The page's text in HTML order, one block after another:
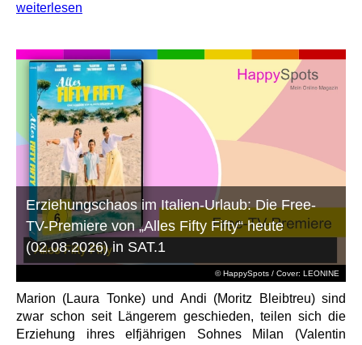
weiterlesen
© HappySpots / Cover: LEONINE
Erziehungschaos im Italien-Urlaub: Die Free-
TV-Premiere von „Alles Fifty Fifty“ heute
(02.08.2026) in SAT.1
Marion (Laura Tonke) und Andi (Moritz Bleibtreu) sind
zwar schon seit Längerem geschieden, teilen sich die
Erziehung ihres elfjährigen Sohnes Milan (Valentin